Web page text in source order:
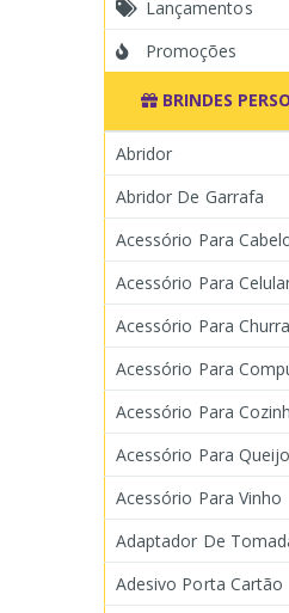
Lançamentos
Promoções
BRINDES
Abridor
Abridor De Garrafa
Acessório Para
Acessório Para
Acessório Para
Acessório Para
Acessório Para
Acessório Para Queijo
Acessório Para Vinho
Adaptador De
Adesivo Porta Cartão